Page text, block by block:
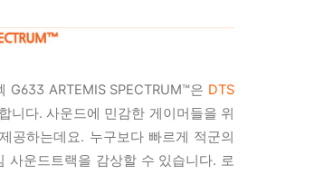
G633 ARTEMIS SPECTRUM™은 DTS
니다. 사운드에 민감한 게이머들을 위
공하는데요. 누구보다 빠르게 적군의
사운드트랙을 감상할 수 있습니다. 로